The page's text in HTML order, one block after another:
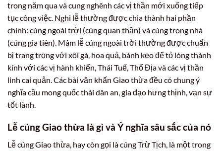
trong năm qua và cung nghênh các vị thần mới xuống tiếp
tục công việc. Nghi lễ thường được chia thành hai phần
chính: cúng ngoài trời (cúng quan thần) và cúng trong nhà
(cúng gia tiên). Mâm lễ cúng ngoài trời thường được chuẩn
bị trang trọng với xôi gà, hoa quả, bánh kẹo để tỏ lòng thành
kính với các vị hành khiển, Thái Tuế, Thổ Địa và các vị thần
linh cai quản. Các bài văn khấn Giao thừa đều có chung ý
nghĩa cầu mong quốc thái dân an, gia đạo hưng thịnh, vạn sự
tốt lành.
Lễ cúng Giao thừa là gì và Ý nghĩa sâu sắc của nó
Lễ cúng Giao thừa, hay còn gọi là cúng Trừ Tịch, là một trong